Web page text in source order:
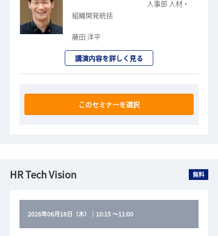
人事部 人材・
組織開発統括
藤田 洋平
講演内容を詳しく見る
このセミナーを選択
HR Tech Vision 無料
2026年06月18日（木） ｜ 10:15～11:00